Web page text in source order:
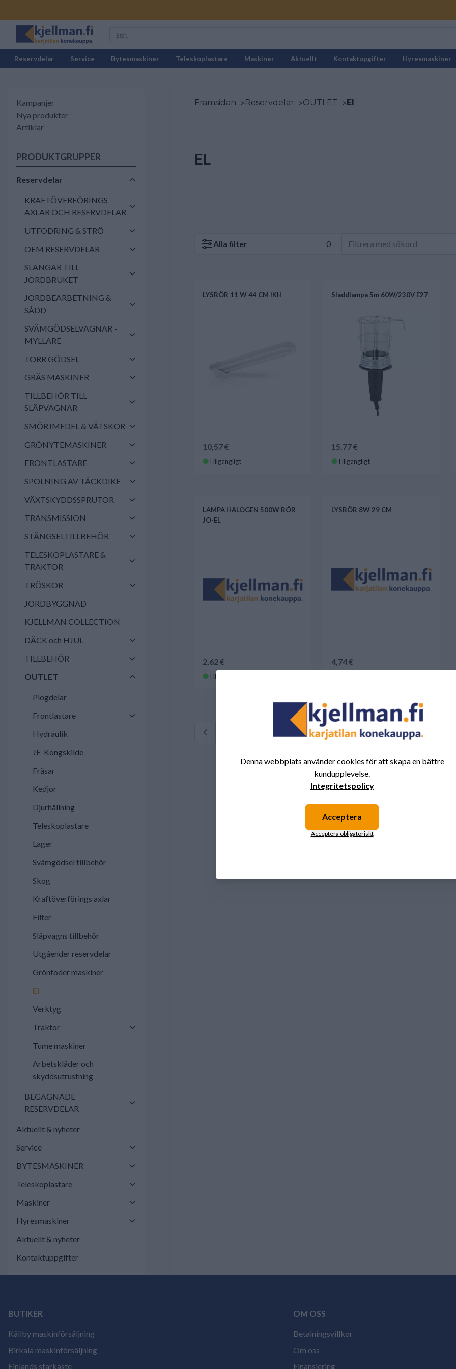
Reservdelar Service Bytesmaskiner Teleskoplastare Maskiner Aktuellt Kontaktupgifter Hyresmaskiner
Kampanjer
Nya produkter
Artiklar
PRODUKTGRUPPER
Reservdelar
KRAFTÖVERFÖRINGS
AXLAR OCH RESERVDELAR
UTFODRING & STRÖ
OEM RESERVDELAR
SLANGAR TILL
JORDBRUKET
JORDBEARBETNING &
SÅDD
SVÄMGÖDSELVAGNAR -
MYLLARE
TORR GÖDSEL
GRÄS MASKINER
TILLBEHÖR TILL
SLÄPVAGNAR
SMÖRJMEDEL & VÄTSKOR
GRÖNYTEMASKINER
FRONTLASTARE
SPOLNING AV TÄCKDIKE
VÄXTSKYDDSSPRUTOR
TRANSMISSION
STÄNGSELTILLBEHÖR
TELESKOPLASTARE &
TRAKTOR
TRÖSKOR
JORDBYGGNAD
KJELLMAN COLLECTION
DÄCK och HJUL
TILLBEHÖR
OUTLET
Plogdelar
Frontlastare
Hydraulik
JF-Kongskilde
Fräsar
Kedjor
Djurhållning
Teleskoplastare
Lager
Svämgödsel tillbehör
Skog
Kraftöverförings axlar
Filter
Släpvagns tillbehör
Utgåender reservdelar
Grönfoder maskiner
El
Verktyg
Traktor
Tume maskiner
Arbetskläder och
skyddsutrustning
BEGAGNADE
RESERVDELAR
Aktuellt & nyheter
Service
BYTESMASKINER
Teleskoplastare
Maskiner
Hyresmaskiner
Aktuellt & nyheter
Kontaktuppgifter
Framsidan >Reservdelar >OUTLET >El
EL
Alla filter 0
LYSRÖR 11 W 44 CM IKH
10,57 €
Tillgängligt
Sladdlampa 5m 60W/230V E27
15,77 €
Tillgängligt
LAMPA HALOGEN 500W RÖR
JO-EL
2,62 €
Tillgängligt
LYSRÖR 8W 29 CM
4,74 €
BUTIKER
Kållby maskinförsäljning
Birkala maskinförsäljning
Finlands starkaste
OM OSS
Betalningsvillkor
Om oss
Finansiering
Denna webbplats använder cookies för att skapa en bättre
kundupplevelse.
Integritetspolicy
Acceptera
Acceptera obligatoriskt